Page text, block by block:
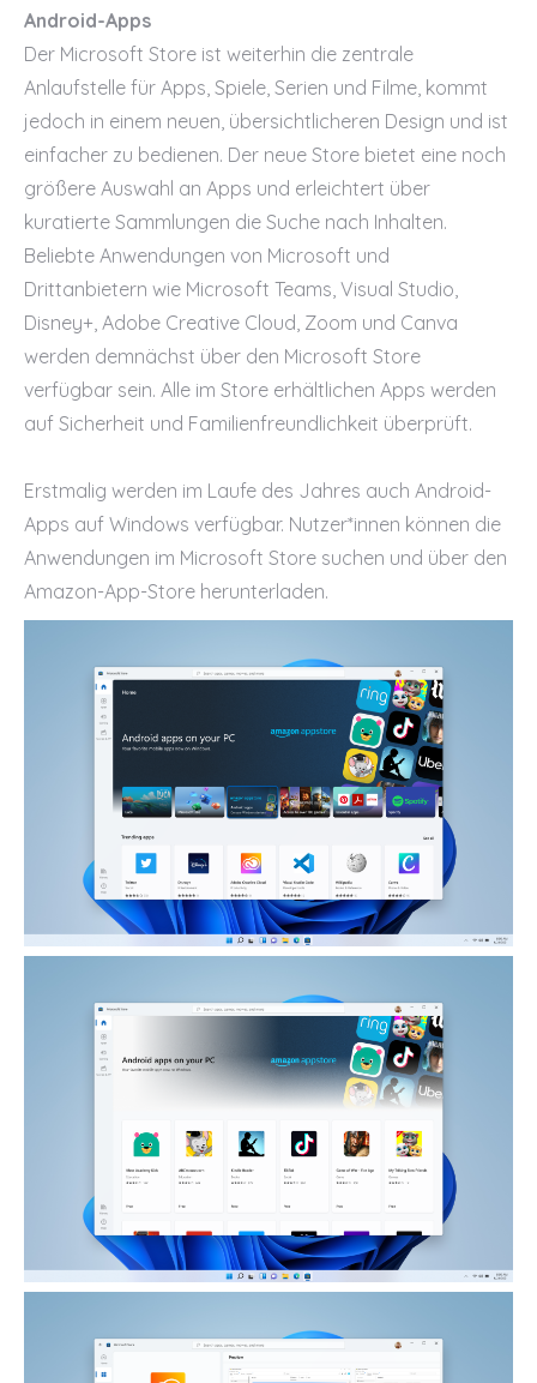
Android-Apps
Der Microsoft Store ist weiterhin die zentrale
Anlaufstelle für Apps, Spiele, Serien und Filme, kommt
jedoch in einem neuen, übersichtlicheren Design und ist
einfacher zu bedienen. Der neue Store bietet eine noch
größere Auswahl an Apps und erleichtert über
kuratierte Sammlungen die Suche nach Inhalten.
Beliebte Anwendungen von Microsoft und
Drittanbietern wie Microsoft Teams, Visual Studio,
Disney+, Adobe Creative Cloud, Zoom und Canva
werden demnächst über den Microsoft Store
verfügbar sein. Alle im Store erhältlichen Apps werden
auf Sicherheit und Familienfreundlichkeit überprüft.
Erstmalig werden im Laufe des Jahres auch Android-
Apps auf Windows verfügbar. Nutzer*innen können die
Anwendungen im Microsoft Store suchen und über den
Amazon-App-Store herunterladen.